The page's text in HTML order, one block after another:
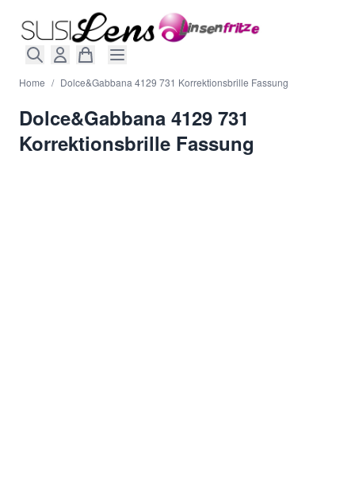
Home / Dolce&Gabbana 4129 731 Korrektionsbrille Fassung
Dolce&Gabbana 4129 731
Korrektionsbrille Fassung